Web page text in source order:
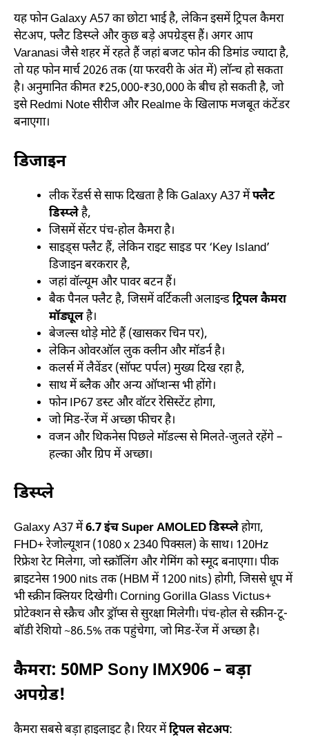
यह फोन Galaxy A57 का छोटा भाई है, लेकिन इसमें ट्रिपल कैमरा
सेटअप, फ्लैट डिस्प्ले और कुछ बड़े अपग्रेड्स हैं। अगर आप
Varanasi जैसे शहर में रहते हैं जहां बजट फोन की डिमांड ज्यादा है,
तो यह फोन मार्च 2026 तक (या फरवरी के अंत में) लॉन्च हो सकता
है। अनुमानित कीमत ₹25,000-₹30,000 के बीच हो सकती है, जो
इसे Redmi Note सीरीज और Realme के खिलाफ मजबूत कंटेंडर
बनाएगा।
डिजाइन
लीक रेंडर्स से साफ दिखता है कि Galaxy A37 मेंफ्लैट
डिस्प्लेहै,
जिसमें सेंटर पंच-होल कैमरा है।
साइड्स फ्लैट हैं, लेकिन राइट साइड पर ‘Key Island’
डिजाइन बरकरार है,
जहां वॉल्यूम और पावर बटन हैं।
बैक पैनल फ्लैट है, जिसमें वर्टिकली अलाइन्डट्रिपल कैमरा
मॉड्यूलहै।
बेजल्स थोड़े मोटे हैं (खासकर चिन पर),
लेकिन ओवरऑल लुक क्लीन और मॉडर्न है।
कलर्स में लैवेंडर (सॉफ्ट पर्पल) मुख्य दिख रहा है,
साथ में ब्लैक और अन्य ऑप्शन्स भी होंगे।
फोन IP67 डस्ट और वॉटर रेसिस्टेंट होगा,
जो मिड-रेंज में अच्छा फीचर है।
वजन और थिकनेस पिछले मॉडल्स से मिलते-जुलते रहेंगे –
हल्का और ग्रिप में अच्छा।
डिस्प्ले
Galaxy A37 में6.7 इंच Super AMOLED डिस्प्लेहोगा,
FHD+ रेजोल्यूशन (1080 x 2340 पिक्सल) के साथ। 120Hz
रिफ्रेश रेट मिलेगा, जो स्क्रॉलिंग और गेमिंग को स्मूद बनाएगा। पीक
ब्राइटनेस 1900 nits तक (HBM में 1200 nits) होगी, जिससे धूप में
भी स्क्रीन क्लियर दिखेगी। Corning Gorilla Glass Victus+
प्रोटेक्शन से स्क्रैच और ड्रॉप्स से सुरक्षा मिलेगी। पंच-होल से स्क्रीन-टू-
बॉडी रेशियो ~86.5% तक पहुंचेगा, जो मिड-रेंज में अच्छा है।
कैमरा: 50MP Sony IMX906 – बड़ा
अपग्रेड!
कैमरा सबसे बड़ा हाइलाइट है। रियर मेंट्रिपल सेटअप: